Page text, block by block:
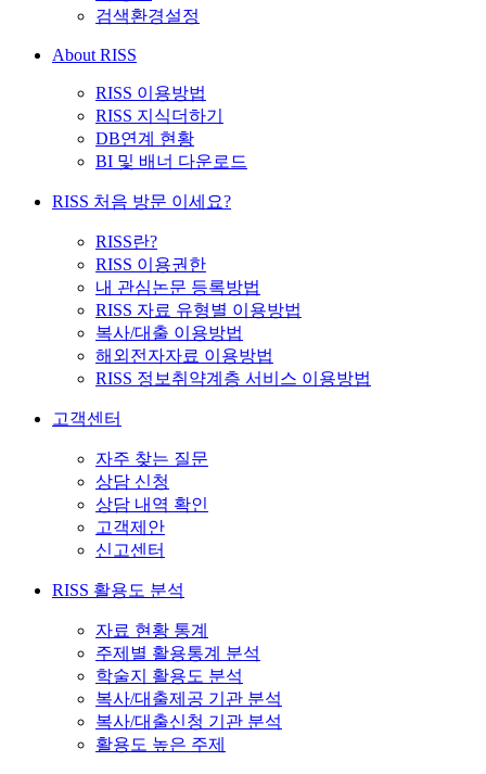
검색환경설정
About RISS
RISS 이용방법
RISS 지식더하기
DB연계 현황
BI 및 배너 다운로드
RISS 처음 방문 이세요?
RISS란?
RISS 이용권한
내 관심논문 등록방법
RISS 자료 유형별 이용방법
복사/대출 이용방법
해외전자자료 이용방법
RISS 정보취약계층 서비스 이용방법
고객센터
자주 찾는 질문
상담 신청
상담 내역 확인
고객제안
신고센터
RISS 활용도 분석
자료 현황 통계
주제별 활용통계 분석
학술지 활용도 분석
복사/대출제공 기관 분석
복사/대출신청 기관 분석
활용도 높은 주제